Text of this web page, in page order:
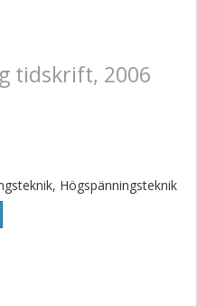
tidskrift, 2006
Högspänningsteknik